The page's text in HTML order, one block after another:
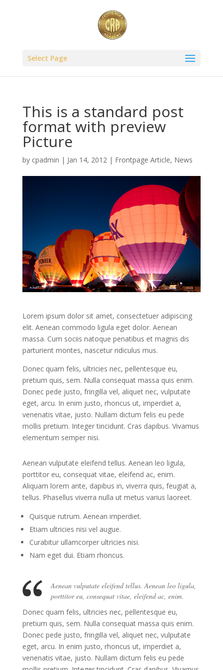
Select Page
This is a standard post
format with preview
Picture
by cpadmin | Jan 14, 2012| Frontpage Article, News
Lorem ipsum dolor sit amet, consectetuer adipiscing
elit. Aenean commodo ligula eget dolor. Aenean
massa. Cum sociis natoque penatibus et magnis dis
parturient montes, nascetur ridiculus mus.
Donec quam felis, ultricies nec, pellentesque eu,
pretium quis, sem. Nulla consequat massa quis enim.
Donec pede justo, fringilla vel, aliquet nec, vulputate
eget, arcu. In enim justo, rhoncus ut, imperdiet a,
venenatis vitae, justo. Nullam dictum felis eu pede
mollis pretium. Integer tincidunt. Cras dapibus. Vivamus
elementum semper nisi.
Aenean vulputate eleifend tellus. Aenean leo ligula,
porttitor eu, consequat vitae, eleifend ac, enim.
Aliquam lorem ante, dapibus in, viverra quis, feugiat a,
tellus. Phasellus viverra nulla ut metus varius laoreet.
Quisque rutrum. Aenean imperdiet.
Etiam ultricies nisi vel augue.
Curabitur ullamcorper ultricies nisi.
Nam eget dui. Etiam rhoncus.
Aenean vulputate eleifend tellus. Aenean leo ligula,
porttitor eu, consequat vitae, eleifend ac, enim.
Donec quam felis, ultricies nec, pellentesque eu,
pretium quis, sem. Nulla consequat massa quis enim.
Donec pede justo, fringilla vel, aliquet nec, vulputate
eget, arcu. In enim justo, rhoncus ut, imperdiet a,
venenatis vitae, justo. Nullam dictum felis eu pede